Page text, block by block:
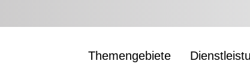
Themengebiete